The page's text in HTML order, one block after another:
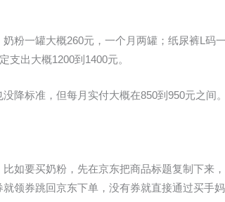
粉一罐大概260元，一个月两罐；纸尿裤L码
支出大概1200到1400元。
降标准，但每月实付大概在850到950元之间
如要买奶粉，先在京东把商品标题复制下来
领券跳回京东下单，没有券就直接通过买手妈